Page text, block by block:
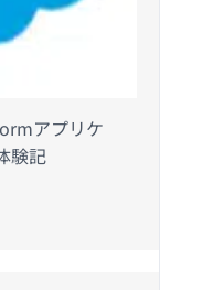
アプリケ
験記